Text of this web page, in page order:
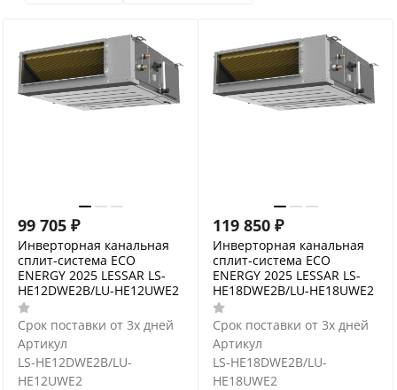
99 705 ₽
Инверторная канальная
сплит-система ECO
ENERGY 2025 LESSAR LS-
HE12DWE2B/LU-HE12UWE2
Срок поставки от 3х дней
Артикул
LS-HE12DWE2B/LU-
HE12UWE2
119 850 ₽
Инверторная канальная
сплит-система ECO
ENERGY 2025 LESSAR LS-
HE18DWE2B/LU-HE18UWE2
Срок поставки от 3х дней
Артикул
LS-HE18DWE2B/LU-
HE18UWE2